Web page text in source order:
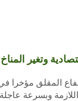
وتغير
المقلق مؤخرا
اللازمة